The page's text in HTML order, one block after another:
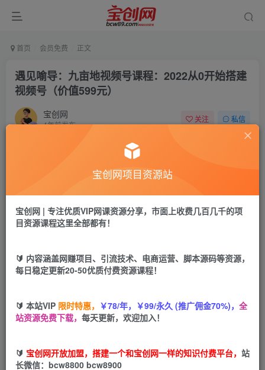
首页 会员免费 正文
遇见喻导：九亩地视频号课程：2022从0开始搭建
视频号（价值599元）
宝创网
4年前发布
关注 私信
宝币9.9 宝币 19.9
立即购买
拥有独特见解，课程从视频号的优势开始讲起，到视频的流
宝创网项目资源站
宝创网 | 专注优质VIP网课资源分享，市面上收费几百几千的项
目资源课程这里全部都有！
🔰 内容涵盖网赚项目、引流技术、电商运营、脚本源码等资源，
每日稳定更新20-50优质付费资源课程！
🔰 本站VIP 限时特惠， ￥78/年，￥99/永久 (推广佣金70%)， 全
站资源免费下载， 每天更新，欢迎加入！
🔰 宝创网开放加盟，搭建一个和宝创网一样的知识付费平台， 站
长微信：bcw8800 bcw8900